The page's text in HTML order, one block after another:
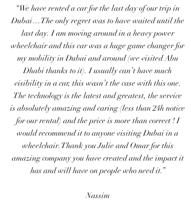
“We have rented a car for the last day of our trip in
Dubai… The only regret was to have waited until the
last day. I am moving around in a heavy power
wheelchair and this car was a huge game changer for
my mobility in Dubai and around (we visited Abu
Dhabi thanks to it). I usually can’t have much
visibility in a car, this wasn’t the case with this one.
The technology is the latest and greatest, the service
is absolutely amazing and caring (less than 24h notice
for our rental) and the price is more than correct ! I
would recommend it to anyone visiting Dubai in a
wheelchair. Thank you Julie and Omar for this
amazing company you have created and the impact it
has and will have on people who need it.”​
Nassim